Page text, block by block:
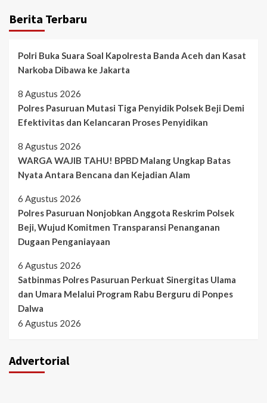
Berita Terbaru
Polri Buka Suara Soal Kapolresta Banda Aceh dan Kasat
Narkoba Dibawa ke Jakarta
8 Agustus 2026
Polres Pasuruan Mutasi Tiga Penyidik Polsek Beji Demi
Efektivitas dan Kelancaran Proses Penyidikan
8 Agustus 2026
WARGA WAJIB TAHU! BPBD Malang Ungkap Batas
Nyata Antara Bencana dan Kejadian Alam
6 Agustus 2026
Polres Pasuruan Nonjobkan Anggota Reskrim Polsek
Beji, Wujud Komitmen Transparansi Penanganan
Dugaan Penganiayaan
6 Agustus 2026
Satbinmas Polres Pasuruan Perkuat Sinergitas Ulama
dan Umara Melalui Program Rabu Berguru di Ponpes
Dalwa
6 Agustus 2026
Advertorial